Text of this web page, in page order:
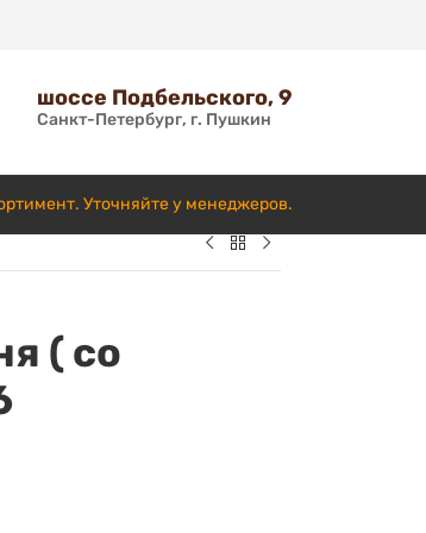
шоссе Подбельского, 9
Санкт-Петербург, г. Пушкин
Уточняйте у менеджеров.
( со